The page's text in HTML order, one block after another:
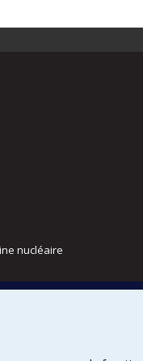
nucléaire